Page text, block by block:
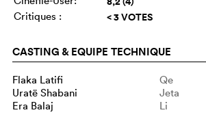
Critiques : < 3 VOTES
CASTING & EQUIPE TECHNIQUE
Flaka Latifi
Qe
Uratë Shabani
Jeta
Era Balaj
Li